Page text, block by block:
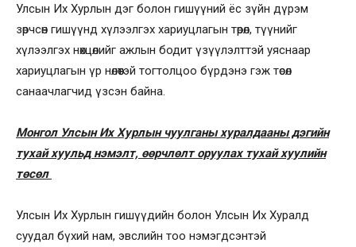
Улсын Их Хурлын дэг болон гишүүний ёс зүйн дүрэм
зөрчсөн гишүүнд хүлээлгэх хариуцлагын төрөл, түүнийг
хүлээлгэх нөхцөлийг ажлын бодит үзүүлэлттэй уяснаар
хариуцлагын үр нөлөөтэй тогтолцоо бүрдэнэ гэж төсөл
санаачлагчид үзсэн байна.
Монгол Улсын Их Хурлын чуулганы хуралдааны дэгийн
тухай хуульд нэмэлт, өөрчлөлт оруулах тухай хуулийн
төсөл
Улсын Их Хурлын гишүүдийн болон Улсын Их Хуралд
суудал бүхий нам, эвслийн тоо нэмэгдсэнтэй